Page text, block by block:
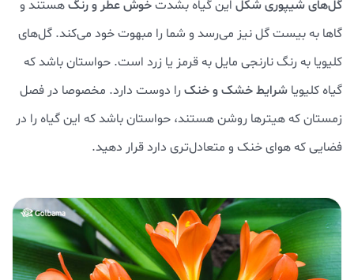
گل‌های شیپوری شکل این گیاه بشدتخوش عطر و رنگهستند و
گاها به بیست گل نیز می‌رسد و شما را مبهوت خود می‌کند. گل‌های
کلیویا به رنگ نارنجی مایل به قرمز یا زرد است. حواستان باشد که
گیاه کلیویا شرایط خشک و خنک را دوست دارد. مخصوصا در فصل
زمستان که هیترها روشن هستند، حواستان باشد که این گیاه را در
فضایی که هوای خنک و متعادل‌تری دارد قرار دهید.